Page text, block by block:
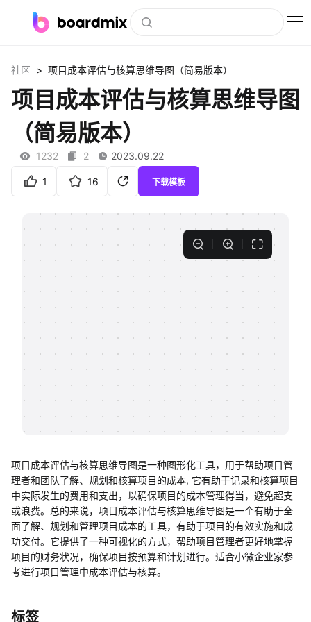
社区资源
会员
企业服务
支持
知识分享社区
社区 > 项目成本评估与核算思维导图（简易版本）
项目成本评估与核算思维导图
（简易版本）
1232 2 2023.09.22
1 16 下载模板
项目成本评估与核算思维导图是一种图形化工具，用于帮助项目管
理者和团队了解、规划和核算项目的成本, 它有助于记录和核算项目
中实际发生的费用和支出，以确保项目的成本管理得当，避免超支
或浪费。总的来说，项目成本评估与核算思维导图是一个有助于全
面了解、规划和管理项目成本的工具，有助于项目的有效实施和成
功交付。它提供了一种可视化的方式，帮助项目管理者更好地掌握
项目的财务状况，确保项目按预算和计划进行。适合小微企业家参
考进行项目管理中成本评估与核算。
标签